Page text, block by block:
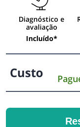
Diagnóstico e
avaliação
Incluído*
Custo